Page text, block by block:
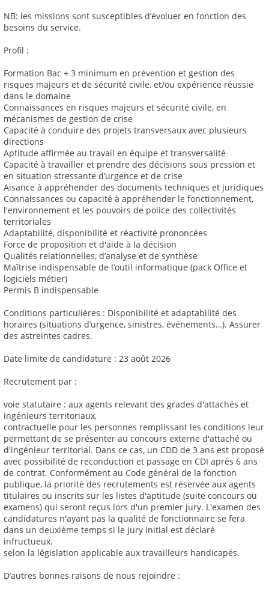
NB: les missions sont susceptibles d’évoluer en fonction des
besoins du service.
Profil :
Formation Bac + 3 minimum en prévention et gestion des
risques majeurs et de sécurité civile, et/ou expérience réussie
dans le domaine
Connaissances en risques majeurs et sécurité civile, en
mécanismes de gestion de crise
Capacité à conduire des projets transversaux avec plusieurs
directions
Aptitude affirmée au travail en équipe et transversalité
Capacité à travailler et prendre des décisions sous pression et
en situation stressante d’urgence et de crise
Aisance à appréhender des documents techniques et juridiques
Connaissances ou capacité à appréhender le fonctionnement,
l'environnement et les pouvoirs de police des collectivités
territoriales
Adaptabilité, disponibilité et réactivité prononcées
Force de proposition et d'aide à la décision
Qualités relationnelles, d’analyse et de synthèse
Maîtrise indispensable de l’outil informatique (pack Office et
logiciels métier)
Permis B indispensable
Conditions particulières : Disponibilité et adaptabilité des
horaires (situations d’urgence, sinistres, événements…). Assurer
des astreintes cadres.
Date limite de candidature : 23 août 2026
Recrutement par :
voie statutaire : aux agents relevant des grades d'attachés et
ingénieurs territoriaux,
contractuelle pour les personnes remplissant les conditions leur
permettant de se présenter au concours externe d'attaché ou
d'ingénieur territorial. Dans ce cas, un CDD de 3 ans est proposé
avec possibilité de reconduction et passage en CDI après 6 ans
de contrat. Conformément au Code général de la fonction
publique, la priorité des recrutements est réservée aux agents
titulaires ou inscrits sur les listes d'aptitude (suite concours ou
examens) qui seront reçus lors d'un premier jury. L'examen des
candidatures n'ayant pas la qualité de fonctionnaire se fera
dans un deuxième temps si le jury initial est déclaré
infructueux.
selon la législation applicable aux travailleurs handicapés.
D’autres bonnes raisons de nous rejoindre :